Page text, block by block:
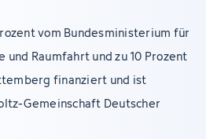
vom Bundesministerium für
und Raumfahrt und zu 10 Prozent
finanziert und ist
Gemeinschaft Deutscher